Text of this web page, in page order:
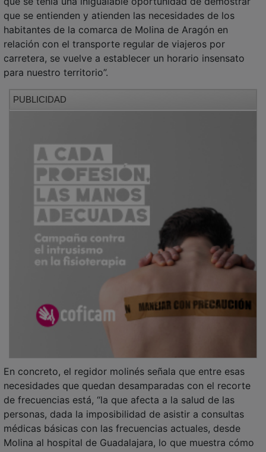
que se entienden y atienden las necesidades de los
habitantes de la comarca de Molina de Aragón en
relación con el transporte regular de viajeros por
carretera, se vuelve a establecer un horario insensato
para nuestro territorio”.
necesidades que quedan desamparadas con el recorte
de frecuencias está, “la que afecta a la salud de las
personas, dada la imposibilidad de asistir a consultas
médicas básicas con las frecuencias actuales, desde
Molina al hospital de Guadalajara, lo que muestra cómo
se está cercenando la igualdad de acceso a servicios